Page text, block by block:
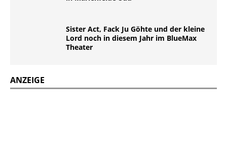
Sister Act, Fack Ju Göhte und der kleine
Lord noch in diesem Jahr im BlueMax
Theater
ANZEIGE